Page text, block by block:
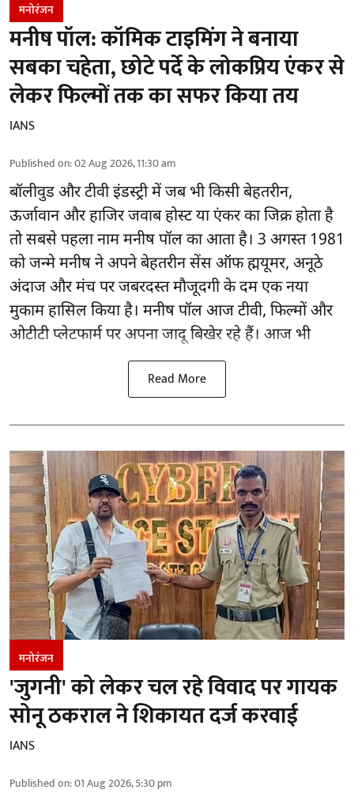
मनोरंजन
मनीष पॉल: कॉमिक टाइमिंग ने बनाया
सबका चहेता, छोटे पर्दे के लोकप्रिय एंकर से
लेकर फिल्मों तक का सफर किया तय
IANS
Published on:02 Aug 2026, 11:30 am
बॉलीवुड और टीवी इंडस्ट्री में जब भी किसी बेहतरीन,
ऊर्जावान और हाजिर जवाब होस्ट या एंकर का जिक्र होता है
तो सबसे पहला नाम मनीष पॉल का आता है। 3 अगस्त 1981
को जन्मे मनीष ने अपने बेहतरीन सेंस ऑफ ह्मयूमर, अनूठे
अंदाज और मंच पर जबरदस्त मौजूदगी के दम एक नया
मुकाम हासिल किया है। मनीष पॉल आज टीवी, फिल्मों और
ओटीटी प्लेटफार्म पर अपना जादू बिखेर रहे हैं। आज भी
Read More
मनोरंजन
'जुगनी' को लेकर चल रहे विवाद पर गायक
सोनू ठकराल ने शिकायत दर्ज करवाई
IANS
Published on:01 Aug 2026, 5:30 pm